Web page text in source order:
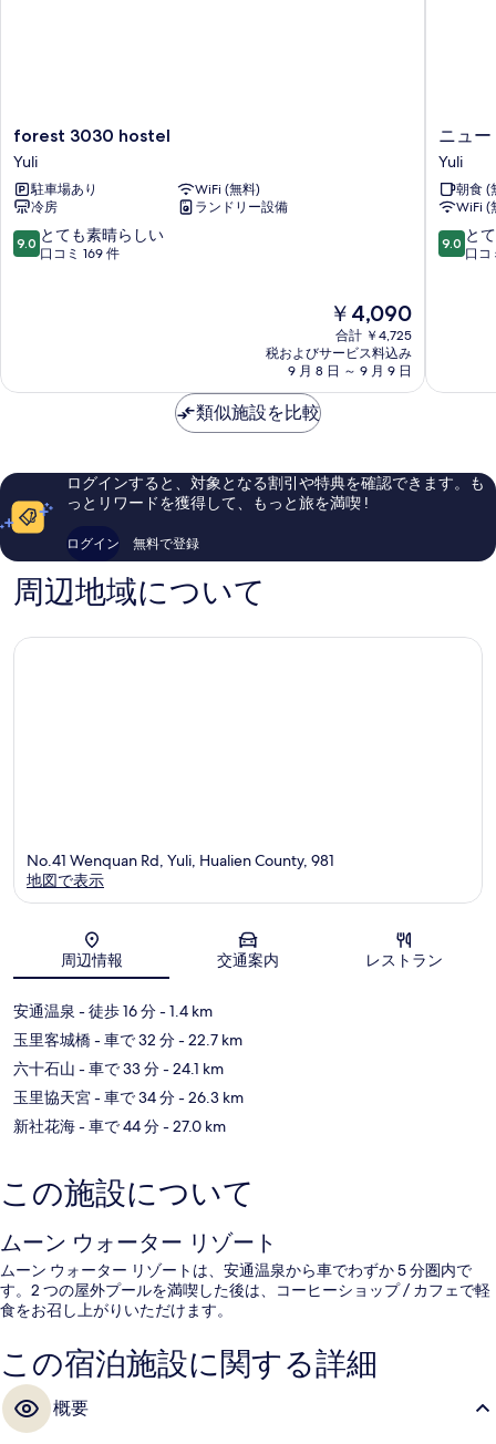
forest
3030
hostel
Yuli
forest 3030 hostel
Yuli
駐車場あり
WiFi (無料)
冷房
ランドリー設備
10
段
素
い、
コ
ミ
件
の
コ
9.0 とても素晴らしい
口コミ 169 件
現
在
の
料
金
￥4,090
合計 ￥4,725
税およびサービス料込み
9 月 8 日 ～ 9 月 9 日
ニ
ュ
ー
ラ
イ
フ
ホ
グ
ト
Yuli
ニュ
Yuli
朝食 (
WiFi (
10
段
素
い、
口
9.0 と
口コ
類似施設を比較
ログインすると、対象となる割引や特典を確認できます。も
っとリワードを獲得して、もっと旅を満喫 !
ログイン 無料で登録
周辺地域について
地図
No.41 Wenquan Rd, Yuli, Hualien County, 981
地図で表示
周辺情報 交通案内 レストラン
安通温泉 - 徒歩 16 分- 1.4 km
玉里客城橋- 車で 32 分- 22.7 km
六十石山 - 車で 33 分- 24.1 km
玉里協天宮- 車で 34 分- 26.3 km
新社花海- 車で 44 分- 27.0 km
この施設について
ムーン ウォーター リゾート
ムーン ウォーター リゾートは、安通温泉から車でわずか 5 分圏内で
す。2 つの屋外プールを満喫した後は、コーヒーショップ / カフェで軽
食をお召し上がりいただけます。
この宿泊施設に関する詳細
概要